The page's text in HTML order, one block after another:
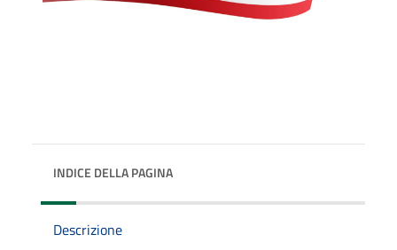
INDICE DELLA PAGINA
Descrizione